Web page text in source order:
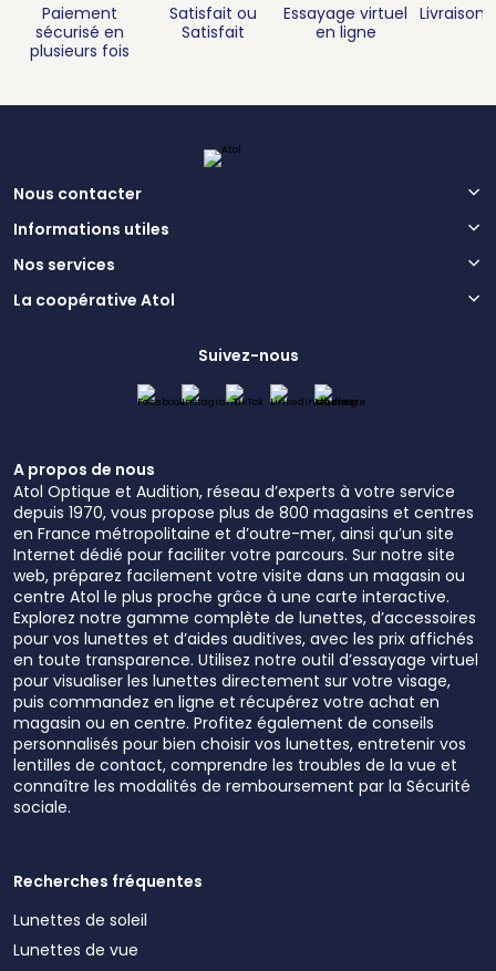
Paiement
sécurisé en
plusieurs fois
Satisfait ou
Satisfait
Essayage virtuel
en ligne
Livraison
Nous contacter
Informations utiles
Nos services
La coopérative Atol
Suivez-nous
A propos de nous
Atol Optique et Audition, réseau d’experts à votre service
depuis 1970, vous propose plus de 800 magasins et centres
en France métropolitaine et d’outre-mer, ainsi qu’un site
Internet dédié pour faciliter votre parcours. Sur notre site
web, préparez facilement votre visite dans un magasin ou
centre Atol le plus proche grâce à une carte interactive.
Explorez notre gamme complète de lunettes, d’accessoires
pour vos lunettes et d’aides auditives, avec les prix affichés
en toute transparence. Utilisez notre outil d’essayage virtuel
pour visualiser les lunettes directement sur votre visage,
puis commandez en ligne et récupérez votre achat en
magasin ou en centre. Profitez également de conseils
personnalisés pour bien choisir vos lunettes, entretenir vos
lentilles de contact, comprendre les troubles de la vue et
connaître les modalités de remboursement par la Sécurité
sociale.
Recherches fréquentes
Lunettes de soleil
Lunettes de vue